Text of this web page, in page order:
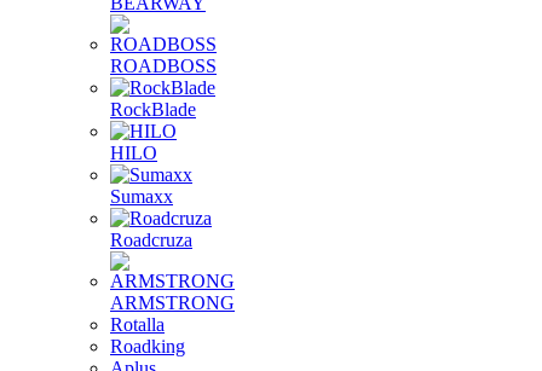
ROADBOSS
RockBlade
HILO
Sumaxx
Roadcruza
ARMSTRONG
Rotalla
Roadking